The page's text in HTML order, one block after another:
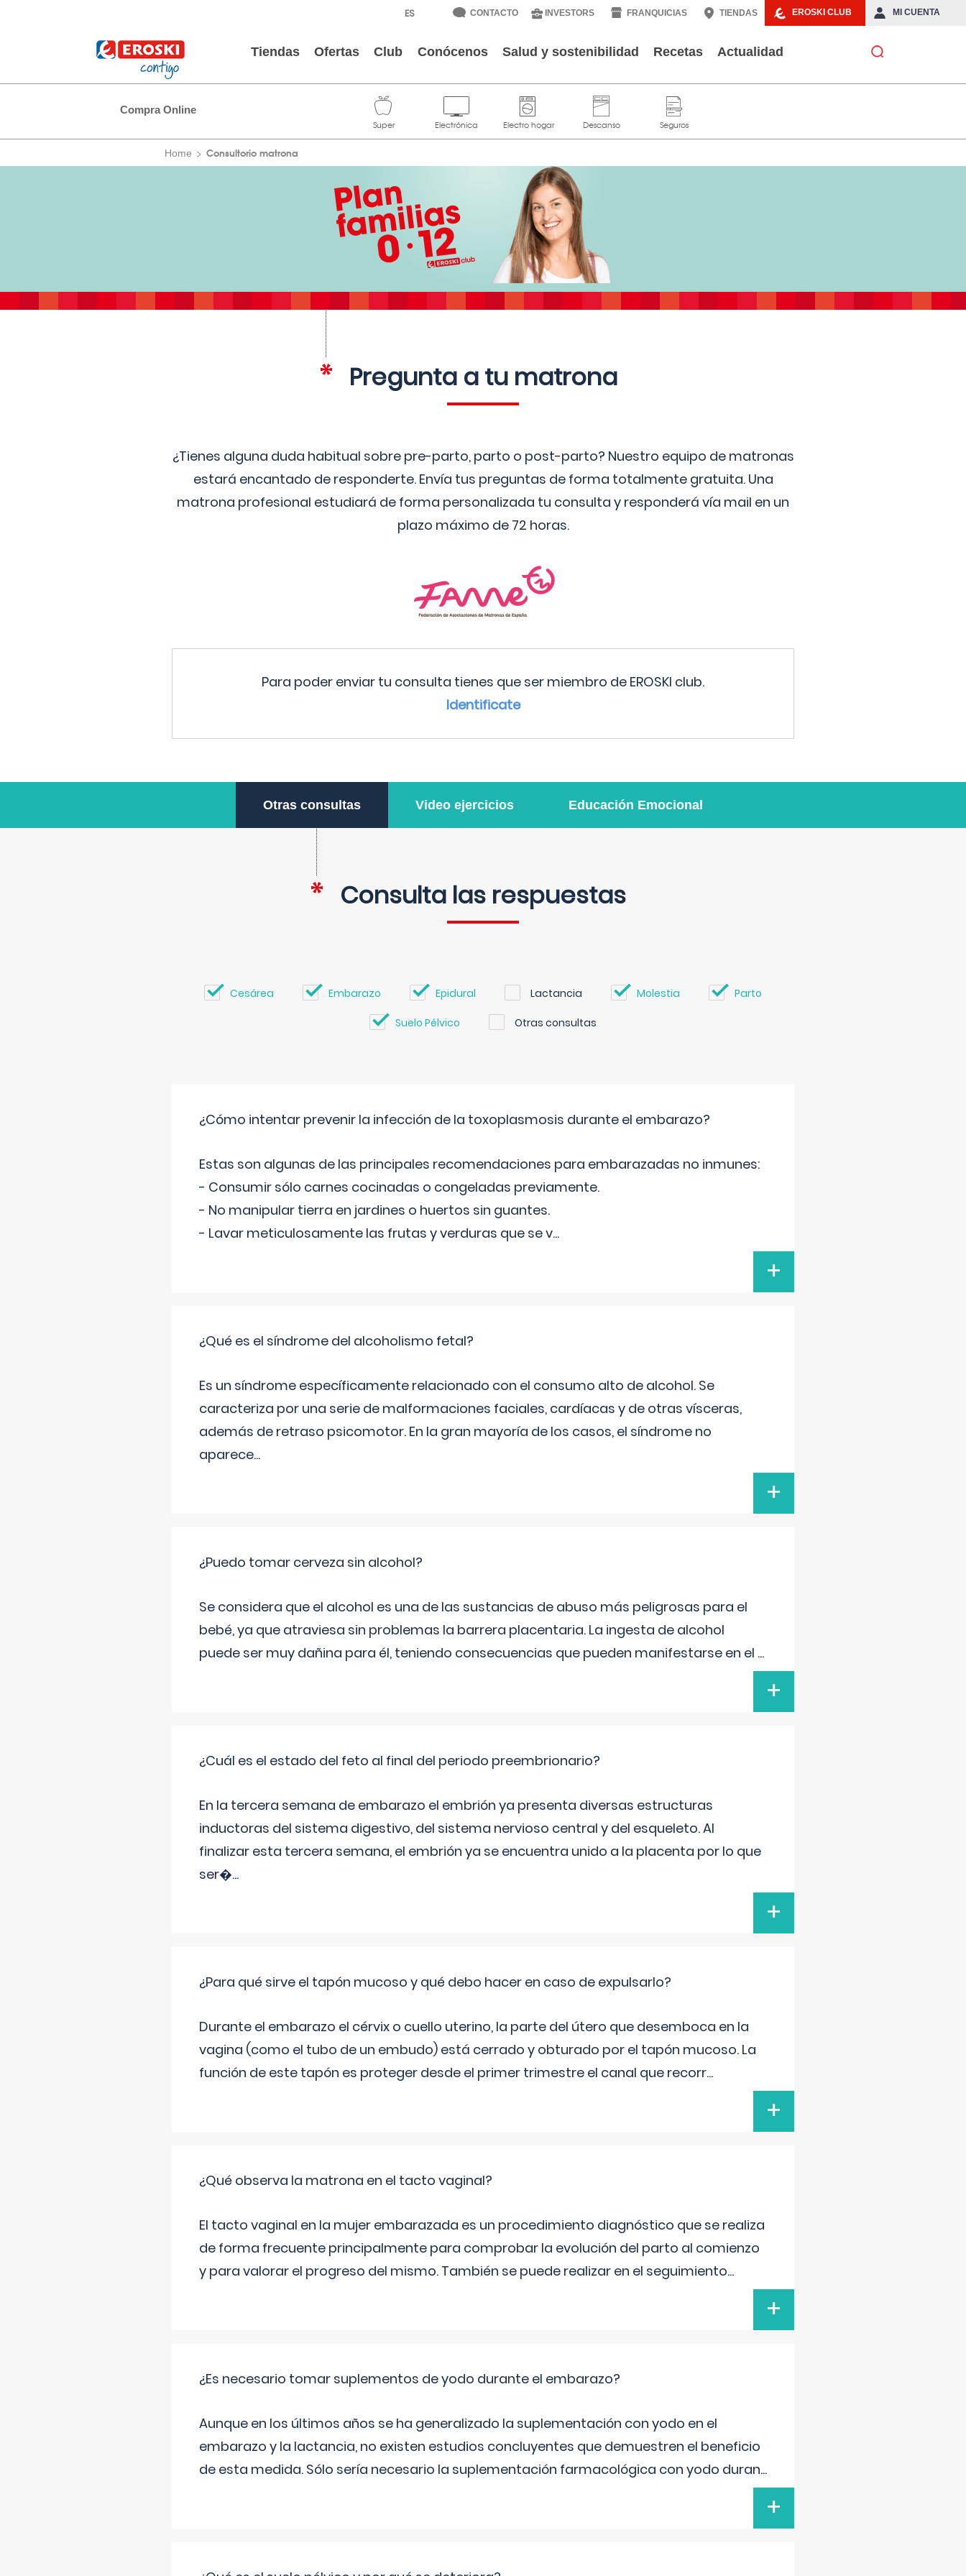
EROSKI CLUB MI CUENTA
CONTACTO INVESTORS FRANQUICIAS TIENDAS
Tiendas Ofertas Club Conócenos Salud y sostenibilidad Recetas Actualidad
Compra Online
Home Consultorio matrona
Pregunta a tu matrona
¿Tienes alguna duda habitual sobre pre-parto, parto o post-parto? Nuestro equipo de matronas
estará encantado de responderte. Envía tus preguntas de forma totalmente gratuita. Una
matrona profesional estudiará de forma personalizada tu consulta y responderá vía mail en un
plazo máximo de 72 horas.
Para poder enviar tu consulta tienes que ser miembro de EROSKI club.
Identificate
Otras consultas Video ejercicios Educación Emocional
Consulta las respuestas
Cesárea Embarazo Epidural Lactancia Molestia Parto
Suelo Pélvico Otras consultas
¿Cómo intentar prevenir la infección de la toxoplasmosis durante el embarazo?
Estas son algunas de las principales recomendaciones para embarazadas no inmunes:
- Consumir sólo carnes cocinadas o congeladas previamente.
- No manipular tierra en jardines o huertos sin guantes.
- Lavar meticulosamente las frutas y verduras que se v...
+
¿Qué es el síndrome del alcoholismo fetal?
Es un síndrome específicamente relacionado con el consumo alto de alcohol. Se
caracteriza por una serie de malformaciones faciales, cardíacas y de otras vísceras,
además de retraso psicomotor. En la gran mayoría de los casos, el síndrome no
aparece...
+
¿Puedo tomar cerveza sin alcohol?
Se considera que el alcohol es una de las sustancias de abuso más peligrosas para el
bebé, ya que atraviesa sin problemas la barrera placentaria. La ingesta de alcohol
puede ser muy dañina para él, teniendo consecuencias que pueden manifestarse en el ...
+
¿Cuál es el estado del feto al final del periodo preembrionario?
En la tercera semana de embarazo el embrión ya presenta diversas estructuras
inductoras del sistema digestivo, del sistema nervioso central y del esqueleto. Al
finalizar esta tercera semana, el embrión ya se encuentra unido a la placenta por lo que
ser�...
+
¿Para qué sirve el tapón mucoso y qué debo hacer en caso de expulsarlo?
Durante el embarazo el cérvix o cuello uterino, la parte del útero que desemboca en la
vagina (como el tubo de un embudo) está cerrado y obturado por el tapón mucoso. La
función de este tapón es proteger desde el primer trimestre el canal que recorr...
+
¿Qué observa la matrona en el tacto vaginal?
El tacto vaginal en la mujer embarazada es un procedimiento diagnóstico que se realiza
de forma frecuente principalmente para comprobar la evolución del parto al comienzo
y para valorar el progreso del mismo. También se puede realizar en el seguimiento...
+
¿Es necesario tomar suplementos de yodo durante el embarazo?
Aunque en los últimos años se ha generalizado la suplementación con yodo en el
embarazo y la lactancia, no existen estudios concluyentes que demuestren el beneficio
de esta medida. Sólo sería necesario la suplementación farmacológica con yodo duran...
+